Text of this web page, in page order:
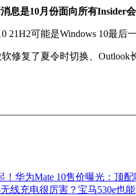
息是10月份面向所有Insider
21H2可能是Windows 10最
软修复了夏令时切换、
！华为Mate 10售价曝光：顶
无线充电很厉害？宝马530e也能